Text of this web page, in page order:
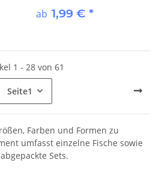
ab 1,99 € *
1 - 28 von 61
Seite1
Farben und Formen zu
umfasst einzelne Fische sowie
Sets.